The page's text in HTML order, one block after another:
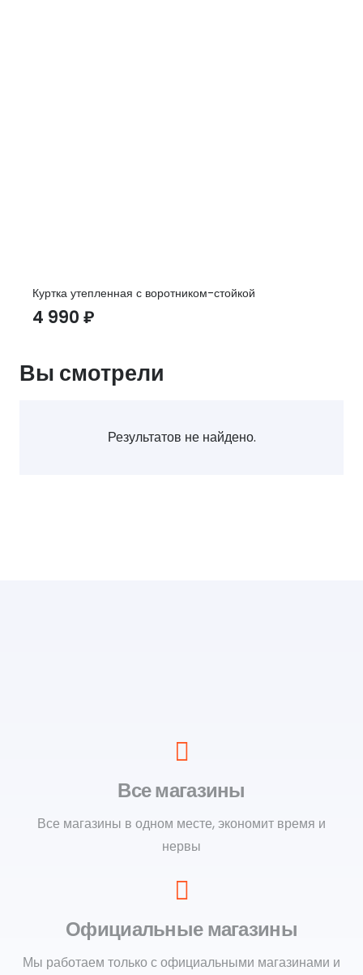
Куртка утепленная с воротником-стойкой
4 990 ₽
Вы смотрели
Результатов не найдено.
Все магазины
Все магазины в одном месте, экономит время и
нервы
Официальные магазины
Мы работаем только с официальными магазинами и